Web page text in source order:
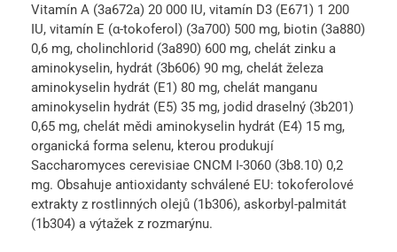
Vitamín A (3a672a) 20 000 IU, vitamín D3 (E671) 1 200
IU, vitamín E (α-tokoferol) (3a700) 500 mg, biotin (3a880)
0,6 mg, cholinchlorid (3a890) 600 mg, chelát zinku a
aminokyselin, hydrát (3b606) 90 mg, chelát železa
aminokyselin hydrát (E1) 80 mg, chelát manganu
aminokyselin hydrát (E5) 35 mg, jodid draselný (3b201)
0,65 mg, chelát mědi aminokyselin hydrát (E4) 15 mg,
organická forma selenu, kterou produkují
Saccharomyces cerevisiae CNCM I-3060 (3b8.10) 0,2
mg. Obsahuje antioxidanty schválené EU: tokoferolové
extrakty z rostlinných olejů (1b306), askorbyl-palmitát
(1b304) a výtažek z rozmarýnu.